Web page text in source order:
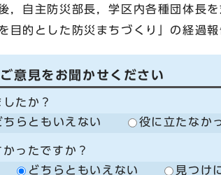
，自主防災部長，学区内各種団体長
目的とした防災まちづくり」の経過報
意見をお聞かせください
たか？
ちらともいえない 役に立たなか
ったですか？
どちらともいえない 見つけ